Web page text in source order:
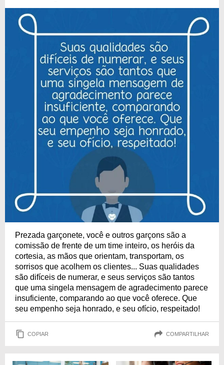
Prezada garçonete, você e outros garçons são a
comissão de frente de um time inteiro, os heróis da
cortesia, as mãos que orientam, transportam, os
sorrisos que acolhem os clientes... Suas qualidades
são difíceis de numerar, e seus serviços são tantos
que uma singela mensagem de agradecimento parece
insuficiente, comparando ao que você oferece. Que
seu empenho seja honrado, e seu ofício, respeitado!
COPIAR COMPARTILHAR